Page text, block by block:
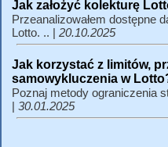
Jak założyć kolekturę
Przeanalizowałem dostępne
Lotto. .. | 20.10.2025
Jak korzystać z limitów,
samowykluczenia w
Poznaj metody ograniczenia
| 30.01.2025